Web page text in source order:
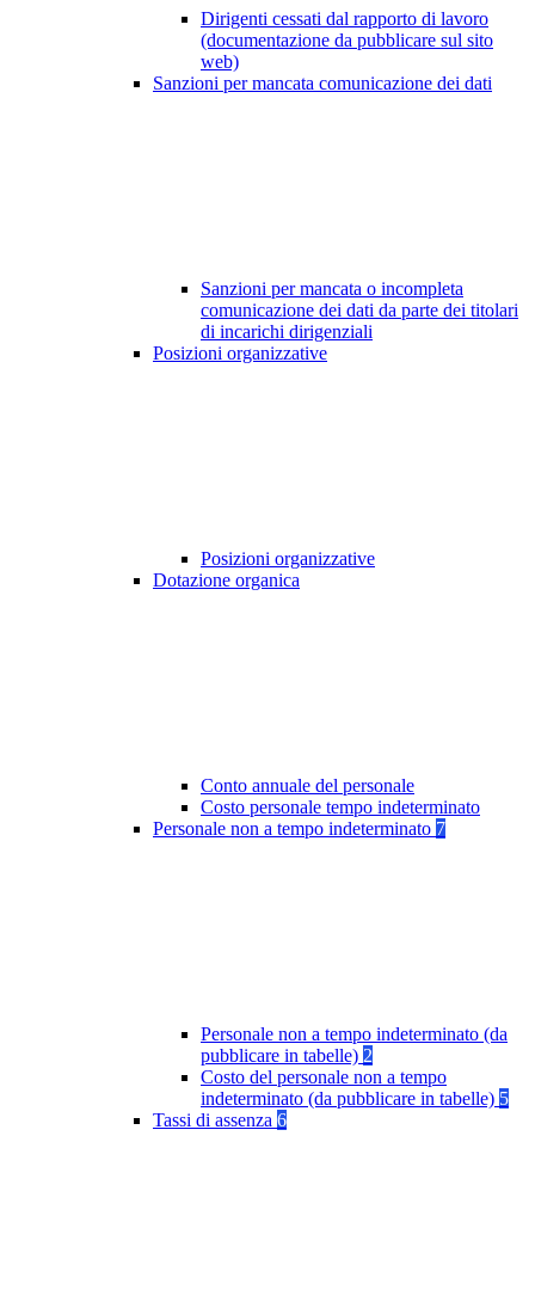
Dirigenti cessati dal rapporto di lavoro
(documentazione da pubblicare sul sito
web)
Sanzioni per mancata comunicazione dei dati
Sanzioni per mancata o incompleta
comunicazione dei dati da parte dei titolari
di incarichi dirigenziali
Posizioni organizzative
Posizioni organizzative
Dotazione organica
Conto annuale del personale
Costo personale tempo indeterminato
Personale non a tempo indeterminato 7
Personale non a tempo indeterminato (da
pubblicare in tabelle) 2
Costo del personale non a tempo
indeterminato (da pubblicare in tabelle) 5
Tassi di assenza 6